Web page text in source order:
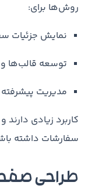
روش‌ها برای:
نمایش جزئیات
توسعه قالب‌ها
مدیریت
کاربرد زیادی
سفارشات داشته
طراحی